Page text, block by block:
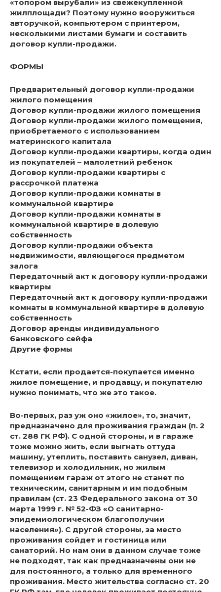
«топором вырубали» из свежекупленной
жилплощади? Поэтому нужно вооружиться
авторучкой, компьютером с принтером,
несколькими листами бумаги и составить
договор купли-продажи.
ФОРМЫ
Предварительный договор купли-продажи
жилого помещения
Договор купли-продажи жилого помещения
Договор купли-продажи жилого помещения,
приобретаемого с использованием
материнского капитала
Договор купли-продажи квартиры, когда один
из покупателей – малолетний ребенок
Договор купли-продажи квартиры с
рассрочкой платежа
Договор купли-продажи комнаты в
коммунальной квартире
Договор купли-продажи комнаты в
коммунальной квартире в долевую
собственность
Договор купли-продажи объекта
недвижимости, являющегося предметом
залога
Передаточный акт к договору купли-продажи
квартиры
Передаточный акт к договору купли-продажи
комнаты в коммунальной квартире в долевую
собственность
Договор аренды индивидуального
банковского сейфа
Другие формы
Кстати, если продается-покупается именно
жилое помещение, и продавцу, и покупателю
нужно понимать, что же это такое.
Во-первых, раз уж оно «жилое», то, значит,
предназначено для проживания граждан (п. 2
ст. 288 ГК РФ). С одной стороны, и в гараже
тоже можно жить, если выгнать оттуда
машину, утеплить, поставить санузел, диван,
телевизор и холодильник, но жилым
помещением гараж от этого не станет по
техническим, санитарным и им подобным
правилам (ст. 23 Федерального закона от 30
марта 1999 г. № 52-ФЗ «О санитарно-
эпидемиологическом благополучии
населения»). С другой стороны, за место
проживания сойдет и гостиница или
санаторий. Но нам они в данном случае тоже
не подходят, так как предназначены они не
для постоянного, а только для временного
проживания. Место жительства согласно ст. 20